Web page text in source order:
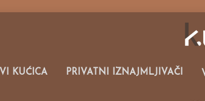
Portal O Malim Kućama I
KUĆICA PRIVATNI IZNAJMLJIVAČI